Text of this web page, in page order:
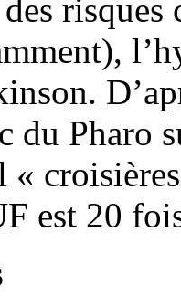
du Pharo
«
est 20